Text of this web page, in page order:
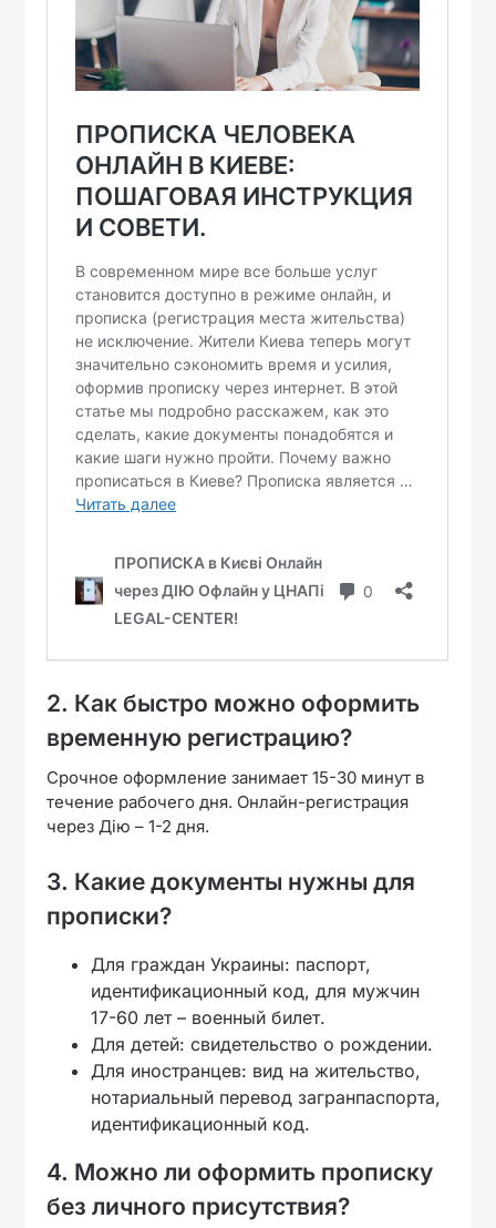
2. Как быстро можно оформить
временную регистрацию?
Срочное оформление занимает 15-30 минут в
течение рабочего дня. Онлайн-регистрация
через Дію – 1-2 дня.
3. Какие документы нужны для
прописки?
Для граждан Украины: паспорт,
идентификационный код, для мужчин
17-60 лет – военный билет.
Для детей: свидетельство о рождении.
Для иностранцев: вид на жительство,
нотариальный перевод загранпаспорта,
идентификационный код.
4. Можно ли оформить прописку
без личного присутствия?